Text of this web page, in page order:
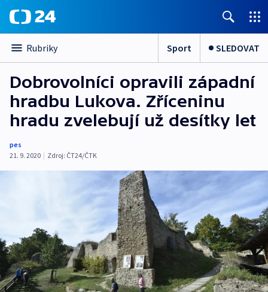
Rubriky Sport SLEDOVAT
Dobrovolníci opravili západní
hradbu Lukova. Zříceninu
hradu zvelebují už desítky let
pes
21. 9. 2020 | Zdroj: ČT24/ČTK